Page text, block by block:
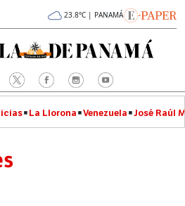
23.8°C | PANAMÁ
La Llorona Venezuela José Raúl